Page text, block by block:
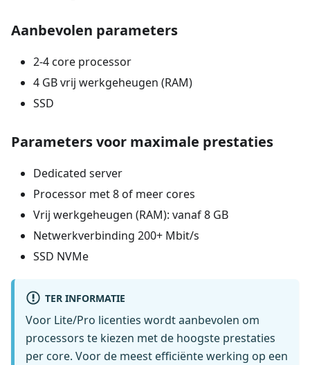
Aanbevolen parameters
2-4 core processor
4 GB vrij werkgeheugen (RAM)
SSD
Parameters voor maximale prestaties
Dedicated server
Processor met 8 of meer cores
Vrij werkgeheugen (RAM): vanaf 8 GB
Netwerkverbinding 200+ Mbit/s
SSD NVMe
TER INFORMATIE
Voor Lite/Pro licenties wordt aanbevolen om
processors te kiezen met de hoogste prestaties
per core. Voor de meest efficiënte werking op een